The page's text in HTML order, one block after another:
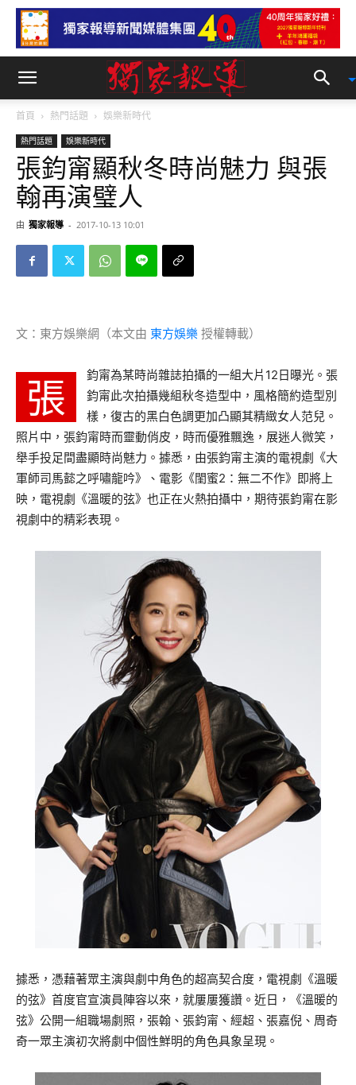
首頁 熱門話題 娛樂新時代
熱門話題 娛樂新時代
張鈞甯顯秋冬時尚魅力 與張
翰再演璧人
由 獨家報導 - 2017-10-13 10:01
文：東方娛樂網（本文由 東方娛樂 授權轉載）
張
鈞甯為某時尚雜誌拍攝的一組大片12日曝光。張
鈞甯此次拍攝幾組秋冬造型中，風格簡約造型別
樣，復古的黑白色調更加凸顯其精緻女人范兒。
照片中，張鈞甯時而靈動俏皮，時而優雅飄逸，展迷人微笑，
舉手投足間盡顯時尚魅力。據悉，由張鈞甯主演的電視劇《大
軍師司馬懿之呼嘯龍吟》、電影《閨蜜2：無二不作》即將上
映，電視劇《溫暖的弦》也正在火熱拍攝中，期待張鈞甯在影
視劇中的精彩表現。
據悉，憑藉著眾主演與劇中角色的超高契合度，電視劇《溫暖
的弦》首度官宣演員陣容以來，就屢屢獲讚。近日，《溫暖的
弦》公開一組職場劇照，張翰、張鈞甯、經超、張嘉倪、周奇
奇一眾主演初次將劇中個性鮮明的角色具象呈現。